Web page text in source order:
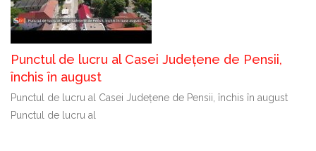
Punctul de lucru al Casei Județene de Pensii,
închis în august
Punctul de lucru al Casei Județene de Pensii, închis în august
Punctul de lucru al